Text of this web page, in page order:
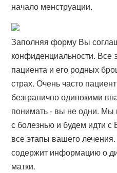
начало менструации.
Заполняя форму Вы
конфиденциальности.
пациента и его родных
страх. Очень часто
безгранично одинокими
понимать - вы не одни.
с болезнью и будем идти с
все этапы вашего
содержит информацию о
матки.